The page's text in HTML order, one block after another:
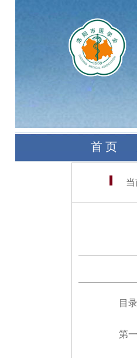
首 页
当
目录
第一